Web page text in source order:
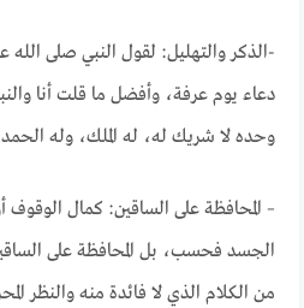
-الذكر والتهليل: لقول النبي صلى
دعاء يوم عرفة، وأفضل ما قلت أنا
وحده لا شريك له، له الملك، وله
– المحافظة على الساقين: كمال
الجسد فحسب، بل المحافظة على
من الكلام الذي لا فائدة منه والنظر